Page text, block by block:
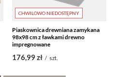
CHWILOWO NIEDOSTĘPNY
Piaskownica drewniana zamykana
98x98 cm z ławkami drewno
impregnowane
176,99 zł / szt.